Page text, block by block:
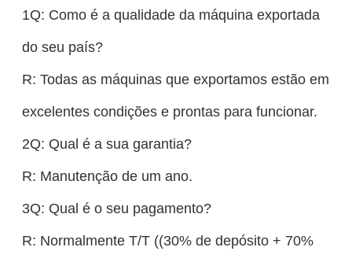
1Q: Como é a qualidade da máquina exportada
do seu país?
R: Todas as máquinas que exportamos estão em
excelentes condições e prontas para funcionar.
2Q: Qual é a sua garantia?
R: Manutenção de um ano.
3Q: Qual é o seu pagamento?
R: Normalmente T/T ((30% de depósito + 70%